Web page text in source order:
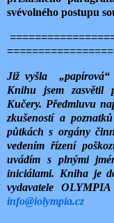
svévolného postupu
Již vyšla
Knihu jsem zasvětil
Kučery. Předmluvu
zkušeností a
půtkách s orgány
vedením řízení
uvádím s plnými
iniciálami. Kniha je
vydavatele
info@iolympia.cz